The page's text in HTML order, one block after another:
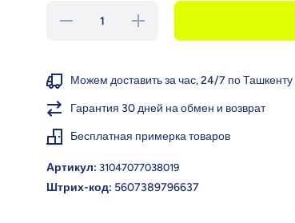
Уменьшить
хлопка
Увеличить
количество
для ZIPPY
хлопка
Можем доставить за час, 24/7 по Ташкенту
Гарантия 30 дней на обмен и возврат
Бесплатная примерка товаров
Артикул: 31047077038019
Штрих-код: 5607389796637